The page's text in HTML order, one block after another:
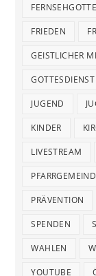
FRIEDEN
GEISTLICHER
GOTTESDIENST
JUGEND
KINDER
LIVESTREAM
PRÄVENTION
SPENDEN
WAHLEN
YOUTUBE